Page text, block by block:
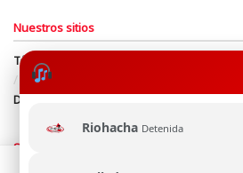
Riohacha Detenida
Nuestros sitios
Términos y Condiciones
Derechos de
Política de uso de cookies
Política de
Directrices Editoriales
Síguenos
Esta página web usa cookie para